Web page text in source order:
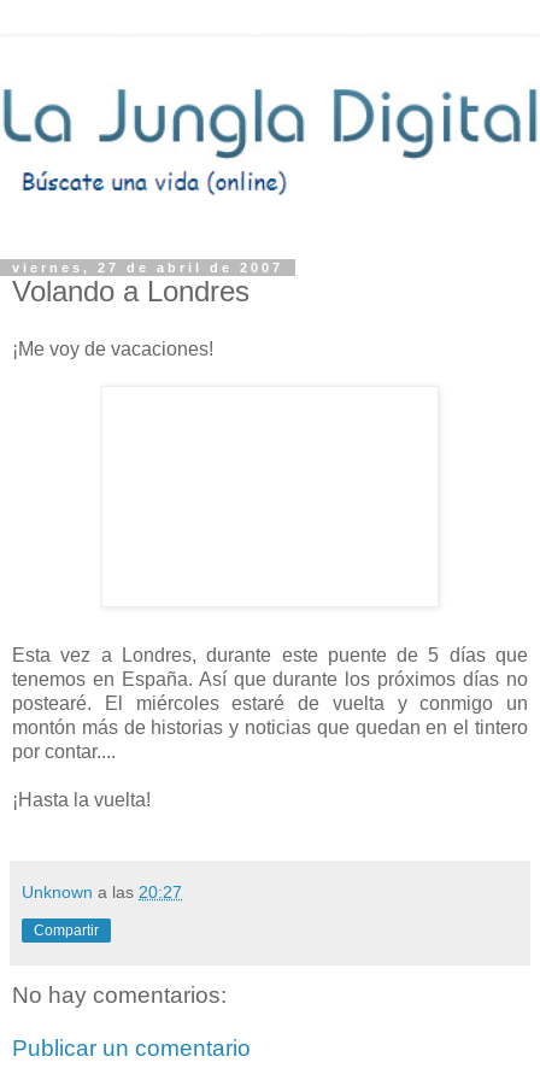
viernes, 27 de abril de 2007
Volando a Londres
¡Me voy de vacaciones!
Esta vez a Londres, durante este puente de 5 días que
tenemos en España. Así que durante los próximos días no
postearé. El miércoles estaré de vuelta y conmigo un
montón más de historias y noticias que quedan en el tintero
por contar....
¡Hasta la vuelta!
Unknown a las 20:27
Compartir
No hay comentarios:
Publicar un comentario